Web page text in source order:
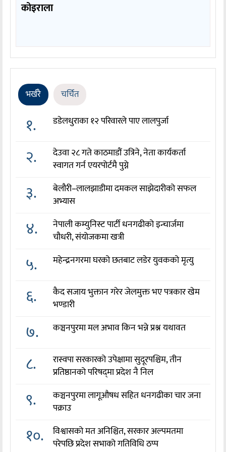
कोइराला
भर्खरै चर्चित
१. डडेलधुराका १२ परिवारले पाए लालपुर्जा
२.
देउवा २८ गते काठमाडौं उत्रिने, नेता कार्यकर्ता
स्वागत गर्न एयरपोर्टमै पुग्ने
३.
बेलौरी–लालझाडीमा दमकल साझेदारीको सफल
अभ्यास
४.
नेपाली कम्युनिस्ट पार्टी धनगढीको इन्चार्जमा
चौधरी, संयोजकमा खत्री
५. महेन्द्रनगरमा घरको छतबाट लडेर युवकको मृत्यु
६.
कैद सजाय भुक्तान गरेर जेलमुक्त भए पत्रकार खेम
भण्डारी
७. कञ्चनपुरमा मल अभाव किन भन्ने प्रश्न यथावत
८.
रास्वपा सरकारको उपेक्षामा सुदूरपश्चिम, तीन
प्रतिष्ठानको परिषद्‌मा प्रदेश नै निल
९.
कञ्चनपुरमा लागूऔषध सहित धनगढीका चार जना
पक्राउ
१०.
विश्वासको मत अनिश्चित, सरकार अल्पमतमा
परेपछि प्रदेश सभाको गतिविधि ठप्प